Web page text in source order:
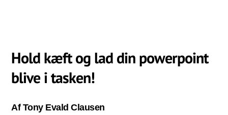
Hold kæft og lad din powerpoint
blive i tasken!
Af Tony Evald Clausen